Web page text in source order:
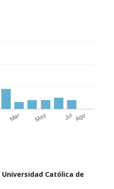
Universidad Católica de